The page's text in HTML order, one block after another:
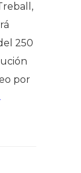
250
por